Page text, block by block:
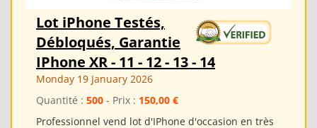
Lot iPhone Testés,
Débloqués, Garantie
IPhone XR - 11 - 12 - 13 - 14
Monday 19 January 2026
Quantité : 500 - Prix : 150,00 €
Professionnel vend lot d'IPhone d'occasion en très